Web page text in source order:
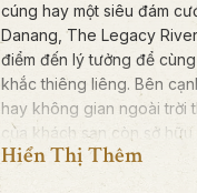
cúng hay một siêu đám
Danang, The Legacy
điểm đến lý tưởng để
khắc thiêng liêng. Bên
hay không gian ngoài
của khách sạn còn sở
trọn vào tầm mắt vẻ đẹp
sông Thu Bồn và Phố cổ
Hiển Thị Thêm